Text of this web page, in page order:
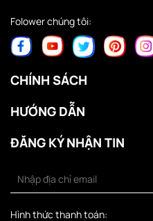
Folower chúng tôi:
CHÍNH SÁCH
HƯỚNG DẪN
ĐĂNG KÝ NHẬN TIN
Hình thức thanh toán: